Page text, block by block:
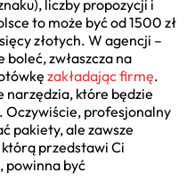
liczby propozycji i
to może być od 1500 zł
złotych. W agencji –
zwłaszcza na
zakładając firmę.
narzędzia, które będzie
Oczywiście, profesjonalny
pakiety, ale zawsze
przedstawi Ci
powinna być